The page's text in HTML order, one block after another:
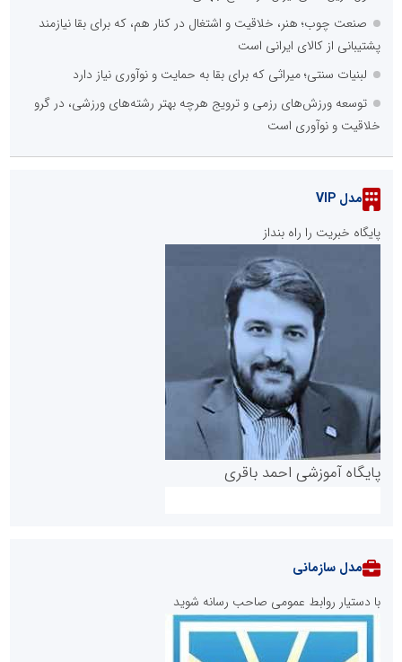
صنعت چوب؛ هنر، خلاقیت و اشتغال در کنار هم، که برای بقا نیازمند
پشتیبانی از کالای ایرانی است
لبنیات سنتی؛ میراثی که برای بقا به حمایت و نوآوری نیاز دارد
توسعه ورزش‌های رزمی و ترویج هرچه بهتر رشته‌های ورزشی، در گرو
خلاقیت و نوآوری است
مدل VIP
پایگاه خبریت را راه بنداز
پایگاه آموزشی احمد باقری
مدل سازمانی
با دستیار روابط عمومی صاحب رسانه شوید